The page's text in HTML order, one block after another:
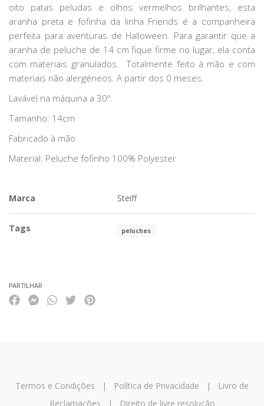
oito patas peludas e olhos vermelhos brilhantes, esta
aranha preta e fofinha da linha Friends é a companheira
perfeita para aventuras de Halloween. Para garantir que a
aranha de peluche de 14 cm fique firme no lugar, ela conta
com materiais granulados. Totalmente feito à mão e com
materiais não alergéneos. A partir dos 0 meses.
Lavável na máquina a 30º.
Tamanho: 14cm
Fabricado à mão
Material: Peluche fofinho 100% Polyester
Marca Steiff
Tags peluches
PARTILHAR
Termos e Condições | Política de Privacidade |
Livro de
Reclamações | Direito de livre resolução